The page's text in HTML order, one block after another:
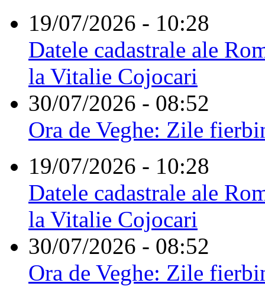
19/07/2026 - 10:28
Datele cadastrale ale
la Vitalie Cojocari
30/07/2026 - 08:52
Ora de Veghe: Zile
19/07/2026 - 10:28
Datele cadastrale ale
la Vitalie Cojocari
30/07/2026 - 08:52
Ora de Veghe: Zile